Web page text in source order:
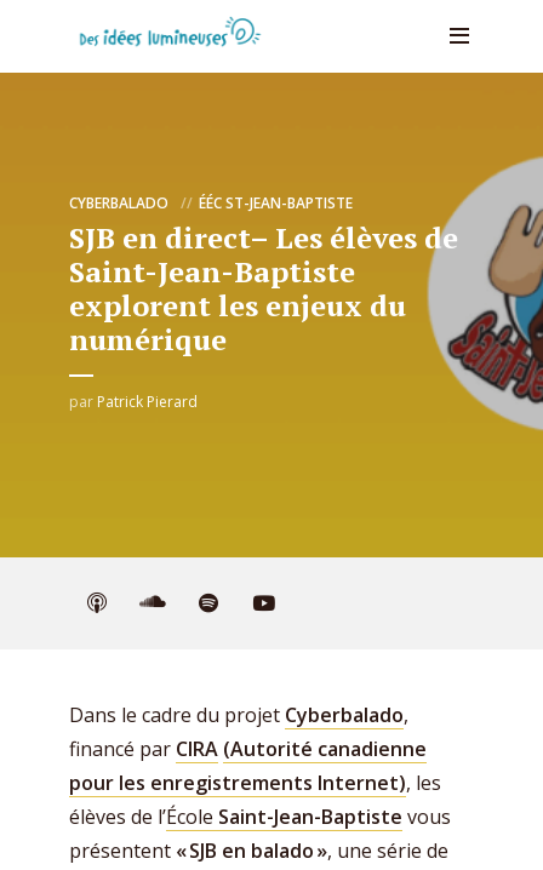
CYBERBALADO ÉÉC ST-JEAN-BAPTISTE
SJB en direct– Les élèves de
Saint-Jean-Baptiste
explorent les enjeux du
numérique
par Patrick Pierard
Dans le cadre du projet Cyberbalado,
financé par CIRA (Autorité canadienne
pour les enregistrements Internet), les
élèves de l’École Saint-Jean-Baptiste vous
présentent « SJB en balado », une série de